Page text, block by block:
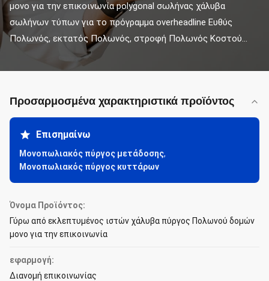
μονο για την επικοινωνία polygonal σωλήνας χάλυβα
σωλήνων τύπων για το πρόγραμμα overheadline Ευθύς
Πολωνός, εκτατός Πολωνός, στροφή Πολωνός Κοστού...
Προσαρμοσμένα χαρακτηριστικά προϊόντος
Επισημαίνω
Μονοπωλιακός πύργος μετάδοσης,
Μονοπωλιακός πύργος κυττάρων
Όνομα Προϊόντος:
Γύρω από εκλεπτυμένος ιστών χάλυβα πύργος Πολωνού δομών
μονο για την επικοινωνία
εφαρμογή:
Διανομή επικοινωνίας